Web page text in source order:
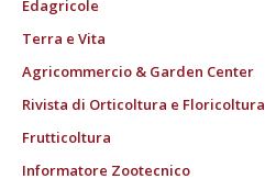
Edagricole
Terra e Vita
Agricommercio & Garden Center
Rivista di Orticoltura e Floricoltura
Frutticoltura
Informatore Zootecnico